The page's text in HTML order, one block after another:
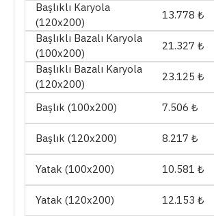
Başlıklı Karyola
(120x200)
13.778 ₺
Başlıklı Bazalı Karyola
(100x200)
21.327 ₺
Başlıklı Bazalı Karyola
(120x200)
23.125 ₺
Başlık (100x200) 7.506 ₺
Başlık (120x200) 8.217 ₺
Yatak (100x200) 10.581 ₺
Yatak (120x200) 12.153 ₺